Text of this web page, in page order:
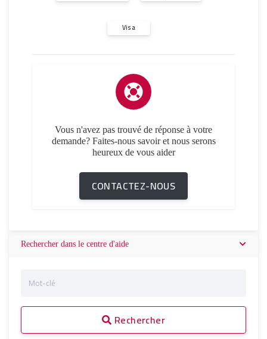
Rechercher dans le centre d'aide
Rechercher
Visa
Vous n'avez pas trouvé de réponse à votre
demande? Faites-nous savoir et nous serons
heureux de vous aider
CONTACTEZ-NOUS